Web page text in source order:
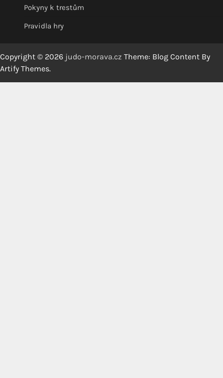
Pokyny k trestům
Pravidla hry
Copyright © 2026 judo-morava.cz Theme: Blog Content By
Artify Themes.